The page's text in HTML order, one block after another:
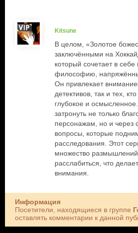
Kitsune
В целом, «Золотое
заключёнными на
который сочетает в себе
философию,
Он привлекает
детективов, так и тех,
глубокое и
затронуть не только
персонажам, но и через
вопросы, которые
расследования. Этот
множество
расслабиться, что
внимания.
Информация
Посетители, находящиеся в группе
оставлять комментарии к данной